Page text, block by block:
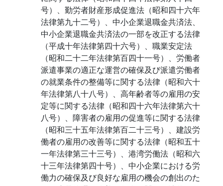
号）、勤労者財産形成促進法（昭和四十六年
法律第九十二号）、中小企業退職金共済法、
中小企業退職金共済法の一部を改正する法律
（平成十年法律第四十六号）、職業安定法
（昭和二十二年法律第百四十一号）、労働者
派遣事業の適正な運営の確保及び派遣労働者
の就業条件の整備等に関する法律（昭和六十
年法律第八十八号）、高年齢者等の雇用の安
定等に関する法律（昭和四十六年法律第六十
八号）、障害者の雇用の促進等に関する法律
（昭和三十五年法律第百二十三号）、建設労
働者の雇用の改善等に関する法律（昭和五十
一年法律第三十三号）、港湾労働法（昭和六
十三年法律第四十号）、中小企業における労
働力の確保及び良好な雇用の機会の創出のた